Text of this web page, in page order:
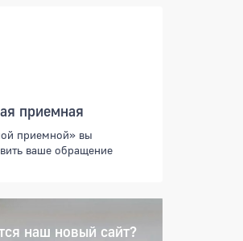
приемная
приемной» вы
ваше обращение
наш новый сайт?